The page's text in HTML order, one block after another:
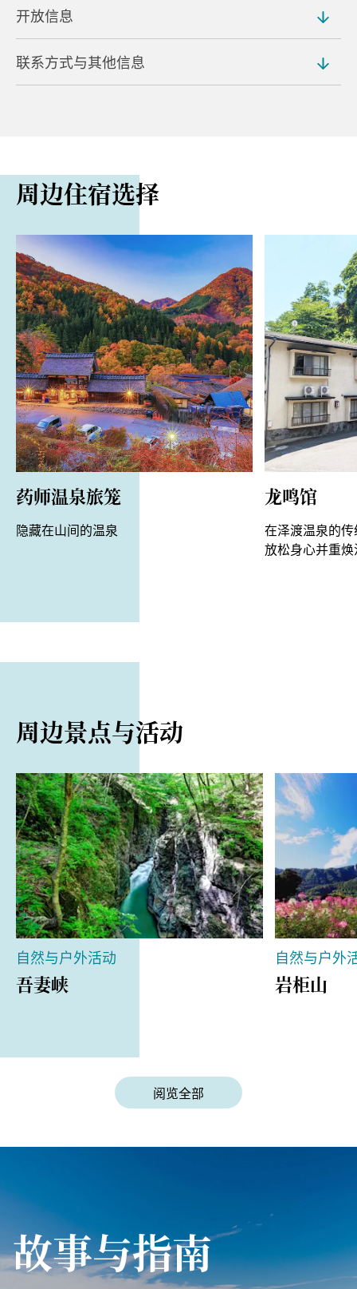
地址
免费
开放信息
营业时间
联系方式与其他信息
周边住宿选择
药师温泉旅笼
隐藏在山间的温泉
龙鸣馆
在泽渡温泉的
放松身心并重
周边景点与活动
自然与户外活动
吾妻峡
自然与户外
岩柜山
阅览全部
故事与指南